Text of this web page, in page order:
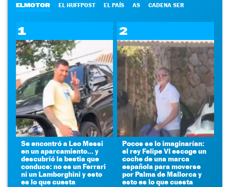
ELMOTOR EL HUFFPOST EL PAÍS AS CADENA SER
1
Se encontró a Leo Messi
en un aparcamiento... y
descubrió la bestia que
conduce: no es un Ferrari
ni un Lamborghini y esto
es lo que cuesta
2
Pocos se lo imaginarían:
el rey Felipe VI escoge un
coche de una marca
española para moverse
por Palma de Mallorca y
esto es lo que cuesta